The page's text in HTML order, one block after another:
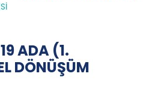
ADA (1.
DÖNÜŞÜM